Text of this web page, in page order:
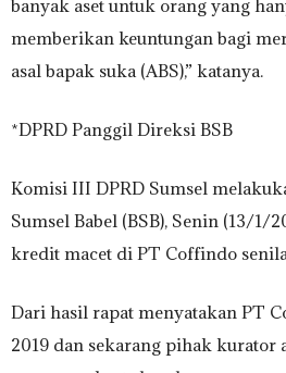
banyak aset untuk orang yang
memberikan keuntungan bagi
asal bapak suka (ABS),” katanya.
*DPRD Panggil Direksi BSB
Komisi III DPRD Sumsel
Sumsel Babel (BSB), Senin (13/1/
kredit macet di PT Coffindo
Dari hasil rapat menyatakan PT
2019 dan sekarang pihak kurator